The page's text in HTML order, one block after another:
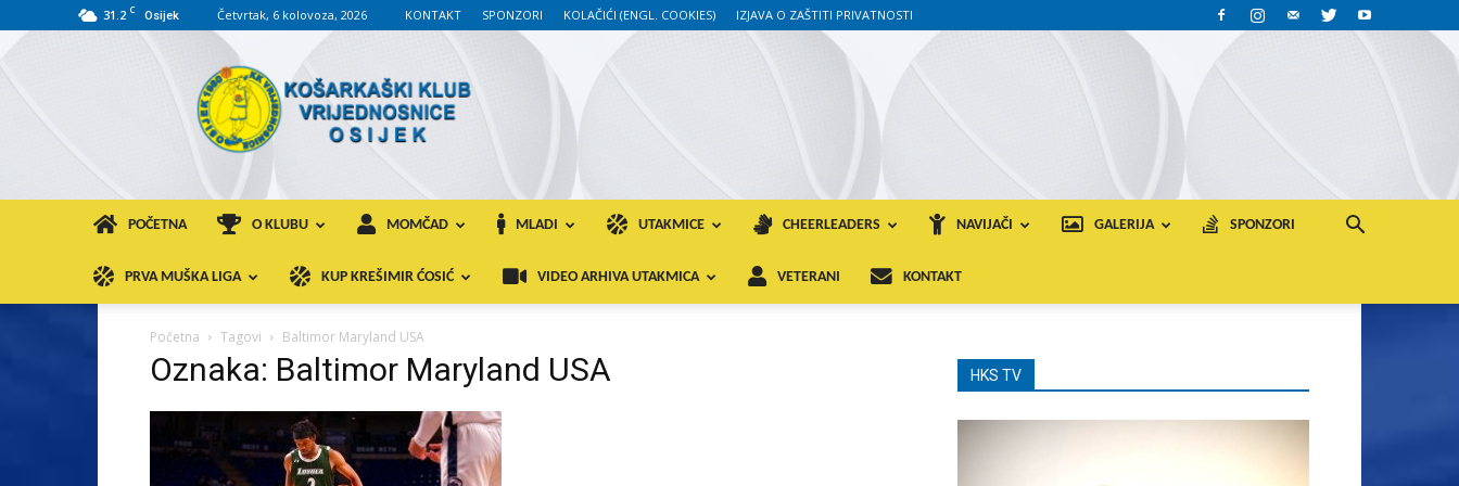
31.2 C Osijek Četvrtak, 6 kolovoza, 2026 KONTAKT SPONZORI KOLAČIĆI (ENGL. COOKIES) IZJAVA O ZAŠTITI PRIVATNOSTI
KK
VROS
POČETNA O KLUBU MOMČAD MLADI UTAKMICE CHEERLEADERS NAVIJAČI GALERIJA SPONZORI
PRVA MUŠKA LIGA KUP KREŠIMIR ĆOSIĆ VIDEO ARHIVA UTAKMICA VETERANI KONTAKT
Početna Tagovi Baltimor Maryland USA
Oznaka: Baltimor Maryland USA HKS TV